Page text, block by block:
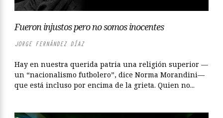
Fueron injustos pero no somos inocentes
JORGE FERNÁNDEZ DÍAZ
Hay en nuestra querida patria una religión superior —
un “nacionalismo futbolero”, dice Norma Morandini—
que está incluso por encima de la grieta. Quien no...